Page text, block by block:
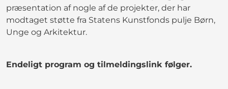
præsentation af nogle af de projekter, der har
modtaget støtte fra Statens Kunstfonds pulje Børn,
Unge og Arkitektur.
Endeligt program og tilmeldingslink følger.